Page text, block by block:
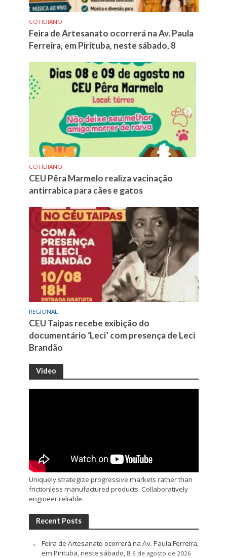
COTIDIANO
Feira de Artesanato ocorrerá na Av. Paula
Ferreira, em Pirituba, neste sábado, 8
COTIDIANO
CEU Pêra Marmelo realiza vacinação
antirrabica para cães e gatos
REGIONAL
CEU Taipas recebe exibição do
documentário ‘Leci’ com presença de Leci
Brandão
Video
Uniquely strategize progressive markets rather than
frictionless manufactured products. Collaboratively
engineer reliable.
Recent Posts
Feira de Artesanato ocorrerá na Av. Paula Ferreira,
em Pirituba, neste sábado, 8 6 de agosto de 2026